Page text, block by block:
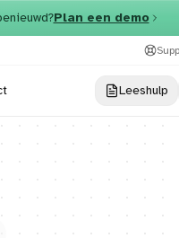
Plan een demo
Leeshulp